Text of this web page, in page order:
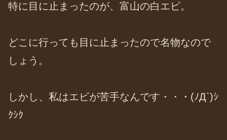
特に目に止まったのが、富山の白エビ。
どこに行っても目に止まったので名物なので
しょう。
しかし、私はエビが苦手なんです・・・(ﾉД`)ｼ
ｸｼｸ